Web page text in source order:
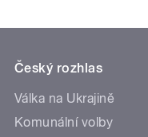
Český rozhlas
Válka na Ukrajině
Komunální volby